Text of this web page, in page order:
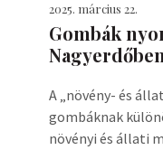
2025. március 22.
Gombák
Nagyerdőben
A „növény- és
gombáknak
növényi és állati